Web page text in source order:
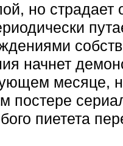
но
начнет
месяце,
постере
пиетета